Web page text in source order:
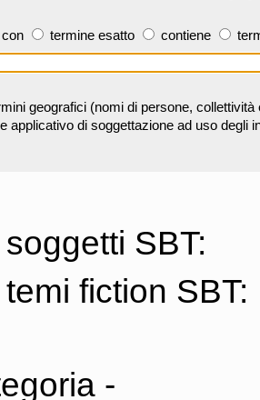
termine esatto contiene
geografici (nomi di persone,
applicativo di soggettazione ad uso degli
SBT:
fiction SBT:
-